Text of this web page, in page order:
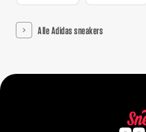
Alle Adidas sneakers